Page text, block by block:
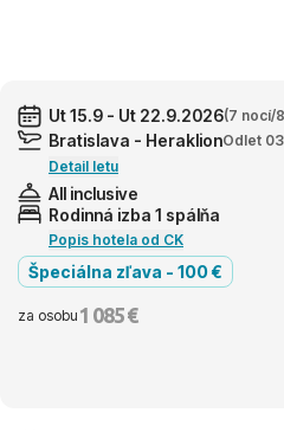
Ut 15.9 - Ut 22.9.2026(7 nocí/
Bratislava - HeraklionOdlet
Detail letu
All inclusive
Rodinná izba 1 spálňa
Popis hotela od CK
Špeciálna zľava - 100 €
za osobu 1 085 €